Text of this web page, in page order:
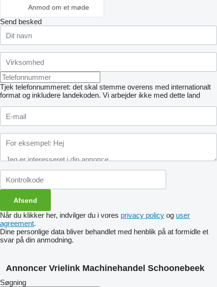
Anmod om et møde
Send besked
Tjek telefonnummeret: det skal stemme overens med internationalt
format og inkludere landekoden. Vi arbejder ikke med dette land
Når du klikker her, indvilger du i vores privacy policy og user
agreement.
Dine personlige data bliver behandlet med henblik på at formidle et
svar på din anmodning.
Annoncer Vrielink Machinehandel Schoonebeek
Søgning